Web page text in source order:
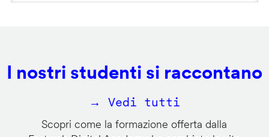
I nostri studenti si raccontano
→ Vedi tutti
Scopri come la formazione offerta dalla